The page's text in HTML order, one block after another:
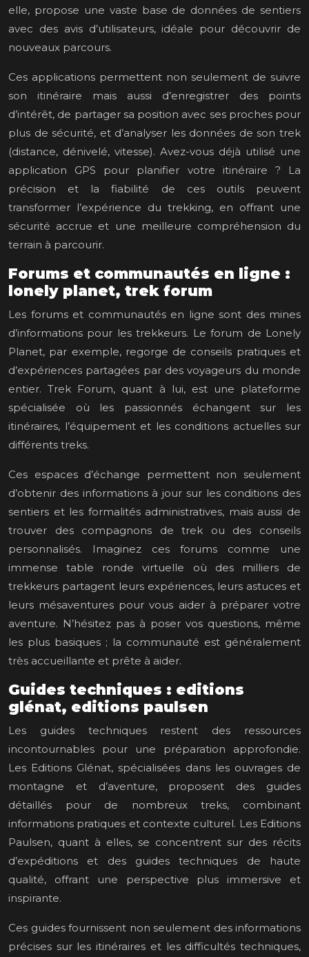
elle, propose une vaste base de données de sentiers
avec des avis d’utilisateurs, idéale pour découvrir de
nouveaux parcours.
Ces applications permettent non seulement de suivre
son itinéraire mais aussi d’enregistrer des points
d’intérêt, de partager sa position avec ses proches pour
plus de sécurité, et d’analyser les données de son trek
(distance, dénivelé, vitesse). Avez-vous déjà utilisé une
application GPS pour planifier votre itinéraire ? La
précision et la fiabilité de ces outils peuvent
transformer l’expérience du trekking, en offrant une
sécurité accrue et une meilleure compréhension du
terrain à parcourir.
Forums et communautés en ligne :
lonely planet, trek forum
Les forums et communautés en ligne sont des mines
d’informations pour les trekkeurs. Le forum de Lonely
Planet, par exemple, regorge de conseils pratiques et
d’expériences partagées par des voyageurs du monde
entier. Trek Forum, quant à lui, est une plateforme
spécialisée où les passionnés échangent sur les
itinéraires, l’équipement et les conditions actuelles sur
différents treks.
Ces espaces d’échange permettent non seulement
d’obtenir des informations à jour sur les conditions des
sentiers et les formalités administratives, mais aussi de
trouver des compagnons de trek ou des conseils
personnalisés. Imaginez ces forums comme une
immense table ronde virtuelle où des milliers de
trekkeurs partagent leurs expériences, leurs astuces et
leurs mésaventures pour vous aider à préparer votre
aventure. N’hésitez pas à poser vos questions, même
les plus basiques ; la communauté est généralement
très accueillante et prête à aider.
Guides techniques : editions
glénat, editions paulsen
Les guides techniques restent des ressources
incontournables pour une préparation approfondie.
Les Editions Glénat, spécialisées dans les ouvrages de
montagne et d’aventure, proposent des guides
détaillés pour de nombreux treks, combinant
informations pratiques et contexte culturel. Les Editions
Paulsen, quant à elles, se concentrent sur des récits
d’expéditions et des guides techniques de haute
qualité, offrant une perspective plus immersive et
inspirante.
Ces guides fournissent non seulement des informations
précises sur les itinéraires et les difficultés techniques,